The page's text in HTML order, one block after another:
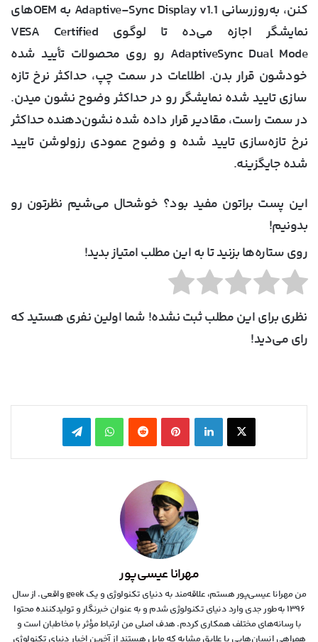
کنن، به‌روزرسانی Adaptive-Sync Display v1.1 به OEM‌های
نمایشگر اجازه می‌ده تا لوگوی VESA Certified
AdaptiveSync Dual Mode رو روی محصولات تأیید شده
خودشون قرار بدن. اطلاعات در سمت چپ، حداکثر نرخ تازه
سازی تایید شده نمایشگر رو در حداکثر وضوح نشون میدن.
در سمت راست، مقادیر قرار داده شده نشون‌دهنده حداکثر
نرخ تازه‌سازی تایید شده و وضوح عمودی رزولوشن تایید
شده جایگزینه.
این پست براتون مفید بود؟ خوشحال می‌شیم نظرتون رو
بدونیم!
روی ستاره‌ها بزنید تا به این مطلب امتیاز بدید!
نظری برای این مطلب ثبت نشده! شما اولین نفری هستید که
رای می‌دید!
X لینکدین ‫پین‌ترست‫رددیت واتس آپ تلگرام
مهرانا عیسی‌پور
من مهرانا عیسی‌پور هستم، علاقه‌مند به دنیای تکنولوژی و یک geek واقعی. از سال
۱۳۹۶ به‌طور جدی وارد دنیای تکنولوژی شدم و به عنوان خبرنگار و تولیدکننده محتوا
با رسانه‌های مختلف همکاری کردم. هدف اصلی من ارتباط مؤثر با مخاطبان است و